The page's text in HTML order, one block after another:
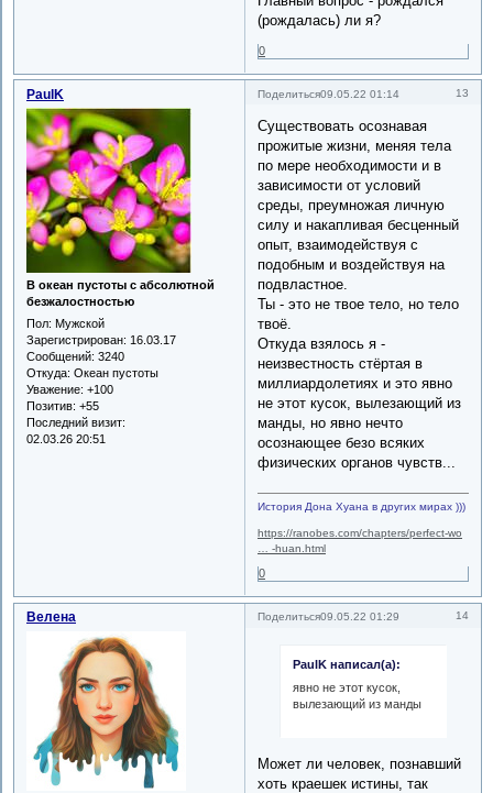
(рождалась) ли я?
0
Поделиться 13
09.05.22 01:14
PaulK
В океан пустоты с абсолютной
безжалостностью
Пол: Мужской
Зарегистрирован: 16.03.17
Сообщений: 3240
Откуда: Океан пустоты
Уважение: +100
Позитив: +55
Последний визит:
02.03.26 20:51
Существовать осознавая
прожитые жизни, меняя тела
по мере необходимости и в
зависимости от условий
среды, преумножая личную
силу и накапливая бесценный
опыт, взаимодействуя с
подобным и воздействуя на
подвластное.
Ты - это не твое тело, но тело
твоё.
Откуда взялось я -
неизвестность стёртая в
миллиардолетиях и это явно
не этот кусок, вылезающий из
манды, но явно нечто
осознающее безо всяких
физических органов чувств...
История Дона Хуана в других мирах )))
https://ranobes.com/chapters/perfect-wo
… -huan.html
0
Поделиться 14
09.05.22 01:29
Велена
PaulK написал(а):
явно не этот кусок,
вылезающий из манды
Может ли человек, познавший
хоть краешек истины, так